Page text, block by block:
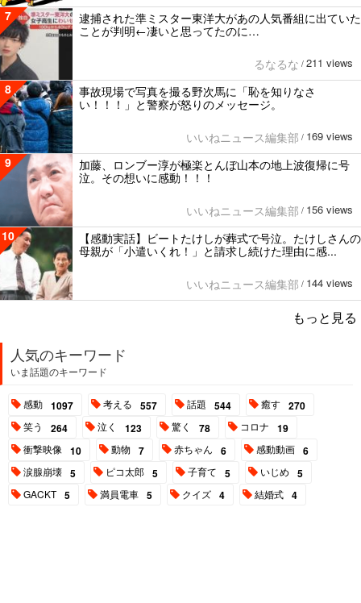
7
逮捕された準ミスター東洋大があの人気番組に出ていた
ことが判明←凄いと思ってたのに…
るなるな / 211 views
8
事故現場で写真を撮る野次馬に「恥を知りなさ
い！！！」と警察が怒りのメッセージ。
いいねニュース編集部 / 169 views
9
加藤、ロンブー淳が極楽とんぼ山本の地上波復帰に号
泣。その想いに感動！！！
いいねニュース編集部 / 156 views
10
【感動実話】ビートたけしが葬式で号泣。たけしさんの
母親が「小遣いくれ！」と請求し続けた理由に感...
いいねニュース編集部 / 144 views
もっと見る
人気のキーワード
いま話題のキーワード
感動 1097 考える 557 話題 544 癒す 270
笑う 264 泣く 123 驚く 78 コロナ 19
衝撃映像 10 動物 7 赤ちゃん 6 感動動画 6
涙腺崩壊 5 ピコ太郎 5 子育て 5 いじめ 5
GACKT 5 満員電車 5 クイズ 4 結婚式 4